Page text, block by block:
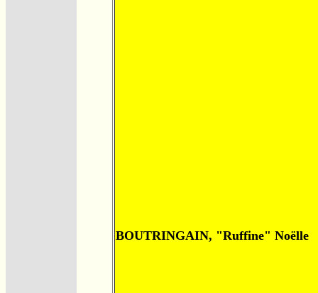
BOUTRINGAIN, "Ruffine" Noëlle